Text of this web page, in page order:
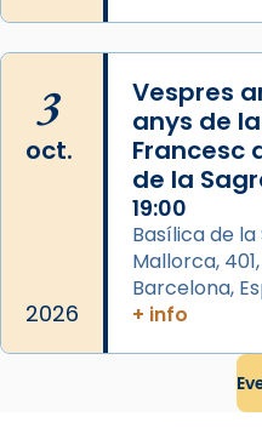
3
oct.
2026
Vespres
anys de
Francesc
de la
19:00
Basílica de
Mallorca,
Barcelona,
+ info